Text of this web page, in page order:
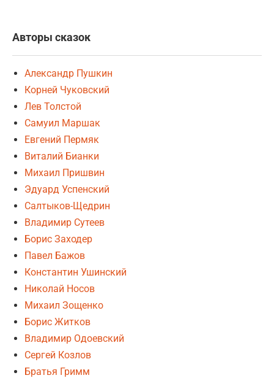
Авторы сказок
Александр Пушкин
Корней Чуковский
Лев Толстой
Самуил Маршак
Евгений Пермяк
Виталий Бианки
Михаил Пришвин
Эдуард Успенский
Салтыков-Щедрин
Владимир Сутеев
Борис Заходер
Павел Бажов
Константин Ушинский
Николай Носов
Михаил Зощенко
Борис Житков
Владимир Одоевский
Сергей Козлов
Братья Гримм